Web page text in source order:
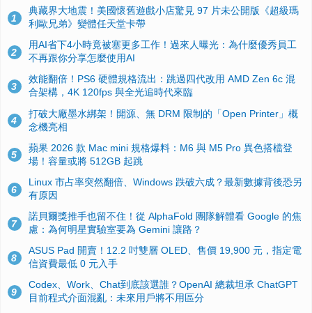
1
典藏界大地震！美國懷舊遊戲小店驚見 97 片未公開版《超級瑪
利歐兄弟》變體任天堂卡帶
2
用AI省下4小時竟被塞更多工作！過來人曝光：為什麼優秀員工
不再跟你分享怎麼使用AI
3
效能翻倍！PS6 硬體規格流出：跳過四代改用 AMD Zen 6c 混
合架構，4K 120fps 與全光追時代來臨
4
打破大廠墨水綁架！開源、無 DRM 限制的「Open Printer」概
念機亮相
5
蘋果 2026 款 Mac mini 規格爆料：M6 與 M5 Pro 異色搭檔登
場！容量或將 512GB 起跳
6
Linux 市占率突然翻倍、Windows 跌破六成？最新數據背後恐另
有原因
7
諾貝爾獎推手也留不住！從 AlphaFold 團隊解體看 Google 的焦
慮：為何明星實驗室要為 Gemini 讓路？
8
ASUS Pad 開賣！12.2 吋雙層 OLED、售價 19,900 元，指定電
信資費最低 0 元入手
9
Codex、Work、Chat到底該選誰？OpenAI 總裁坦承 ChatGPT
目前程式介面混亂：未來用戶將不用區分